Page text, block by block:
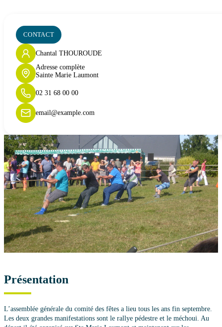
CONTACT
Chantal THOUROUDE
Adresse complète
Sainte Marie Laumont
02 31 68 00 00
email@example.com
Présentation
L’assemblée générale du comité des fêtes a lieu tous les ans fin septembre.
Les deux grandes manifestations sont le rallye pédestre et le méchoui. Au